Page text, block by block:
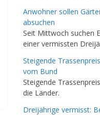
Anwohner sollen
absuchen
Seit Mittwoch suchen
einer vermissten
Steigende
vom Bund
Steigende
die Länder.
Dreijährige vermisst: